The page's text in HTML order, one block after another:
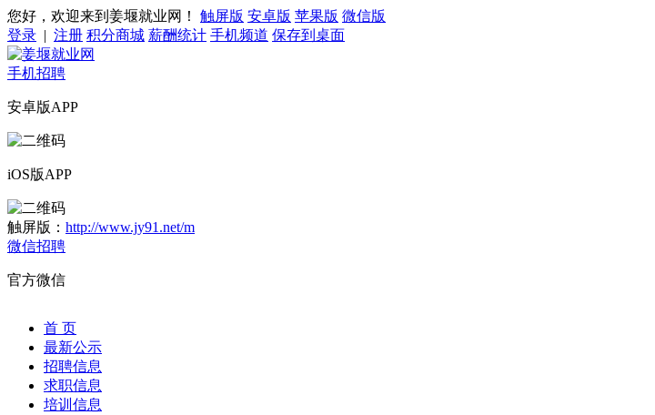
您好，欢迎来到姜堰就业网！ 触屏版 安卓版 苹果版 微信版
登录 | 注册 积分商城 薪酬统计 手机频道 保存到桌面
手机招聘
安卓版APP
iOS版APP
触屏版： http://www.jy91.net/m
微信招聘
官方微信
首 页
最新公示
招聘信息
求职信息
培训信息